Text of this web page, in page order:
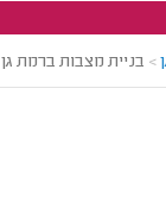
> בניית מצבות ברמת גן